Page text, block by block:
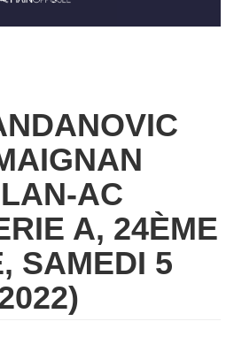
AC
A, 24ÈME
SAMEDI 5